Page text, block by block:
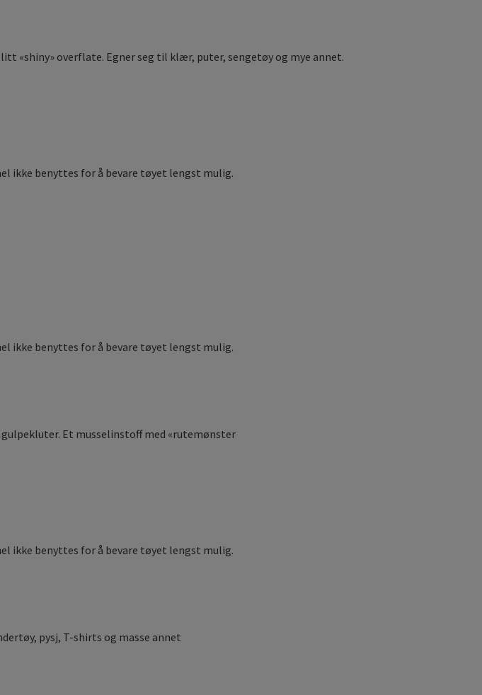
«shiny» overflate. Egner seg til klær, puter, sengetøy og mye annet.
ikke benyttes for å bevare tøyet lengst mulig.
ikke benyttes for å bevare tøyet lengst mulig.
Et musselinstoff med «rutemønster
ikke benyttes for å bevare tøyet lengst mulig.
pysj, T-shirts og masse annet